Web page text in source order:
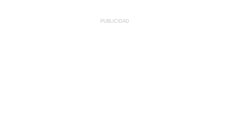
PUBLICIDAD